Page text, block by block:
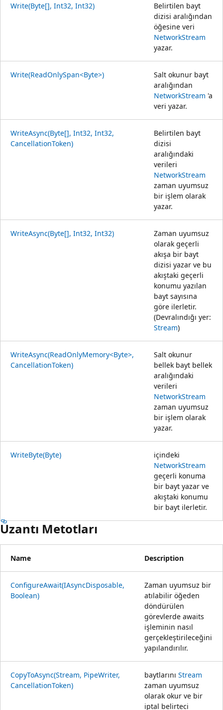
Write(Byte[], Int32, Int32)
Belirtilen bayt
dizisi aralığından
öğesine veri
NetworkStream
yazar.
Write(ReadOnlySpan<Byte>)
Salt okunur bayt
aralığından
NetworkStream 'a
veri yazar.
WriteAsync(Byte[], Int32, Int32,
CancellationToken)
Belirtilen bayt
dizisi
aralığındaki
verileri
NetworkStream
zaman uyumsuz
bir işlem olarak
yazar.
WriteAsync(Byte[], Int32, Int32)
Zaman uyumsuz
olarak geçerli
akışa bir bayt
dizisi yazar ve bu
akıştaki geçerli
konumu yazılan
bayt sayısına
göre ilerletir.
(Devralındığı yer:
Stream)
WriteAsync(ReadOnlyMemory<Byte>,
CancellationToken)
Salt okunur
bellek bayt bellek
aralığındaki
verileri
NetworkStream
zaman uyumsuz
bir işlem olarak
yazar.
WriteByte(Byte)
içindeki
NetworkStream
geçerli konuma
bir bayt yazar ve
akıştaki konumu
bir bayt ilerletir.
Uzantı Metotları
Name Description
ConfigureAwait(IAsyncDisposable,
Boolean)
Zaman uyumsuz bir
atılabilir öğeden
döndürülen
görevlerde awaits
işleminin nasıl
gerçekleştirileceğini
yapılandırılır.
CopyToAsync(Stream, PipeWriter,
CancellationToken)
baytlarını Stream
zaman uyumsuz
olarak okur ve bir
iptal belirteci